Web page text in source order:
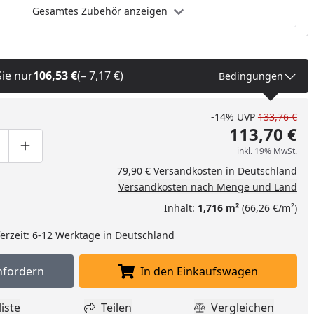
Gesamtes Zubehör anzeigen
nur106,53 €(– 7,17 €) Bedingungen
um eins verringern
manuell eingeben
Produktmenge um eins erhöhen
-14% UVP 133,76 €
113,70 €
inkl. 19% MwSt.
79,90 € Versandkosten in Deutschland
Versandkosten nach Menge und Land
Inhalt: 1,716 m²(66,26 €/m²)
6-12 Werktage in Deutschland
anfordern In den Einkaufswagen
In den Einkaufswagen
Teilen Vergleichen